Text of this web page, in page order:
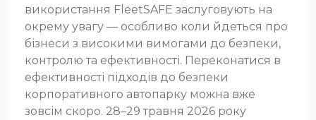
використання FleetSAFE заслуговують на
окрему увагу — особливо коли йдеться про
бізнеси з високими вимогами до безпеки,
контролю та ефективності. Переконатися в
ефективності підходів до безпеки
корпоративного автопарку можна вже
зовсім скоро. 28–29 травня 2026 року